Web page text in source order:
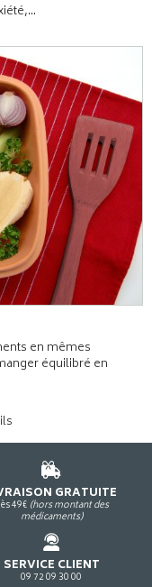
en mêmes
équilibré en
GRATUITE
49€ (hors montant des
médicaments)
SERVICE CLIENT
09 72 09 30 00